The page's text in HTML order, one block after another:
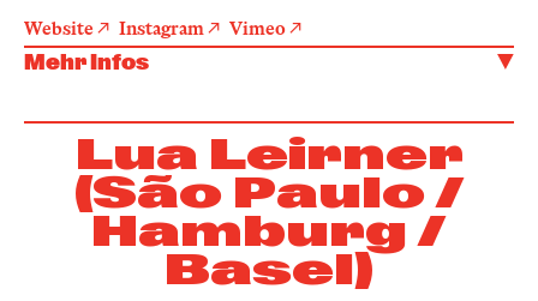
Website Instagram Vimeo
Mehr Infos
Lua Leirner
(São Paulo /
Hamburg /
Basel)